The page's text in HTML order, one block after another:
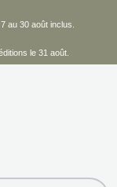
au 30 août inclus.
le 31 août.